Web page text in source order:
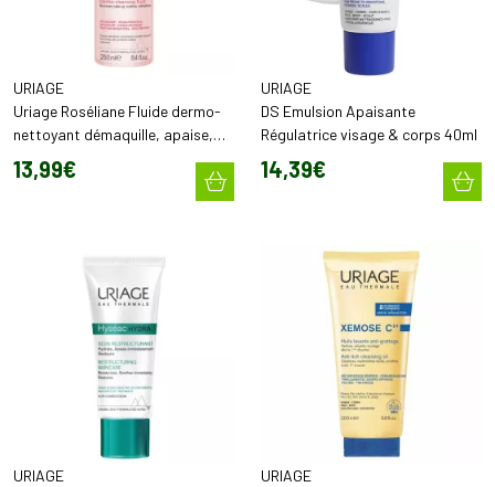
URIAGE
Uriage Roséliane Fluide dermo-
nettoyant démaquille, apaise,
rafraîchit (250 ml)
13,99€
URIAGE
DS Emulsion Apaisante
Régulatrice visage & corps 40ml
14,39€
URIAGE
URIAGE